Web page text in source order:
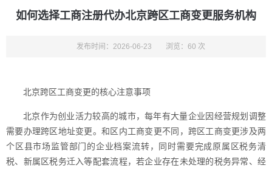
如何选择工商注册代办北京跨区工商变更服务机构
发布时间：2026-06-23 浏览：60 次
北京跨区工商变更的核心注意事项
北京作为创业活力较高的城市，每年有大量企业因经营规划调整
需要办理跨区地址变更。和区内工商变更不同，跨区工商变更涉及两
个区县市场监管部门的企业档案流转，同时需要完成原属区税务清
税、新属区税务迁入等配套流程，若企业存在未处理的税务异常、经